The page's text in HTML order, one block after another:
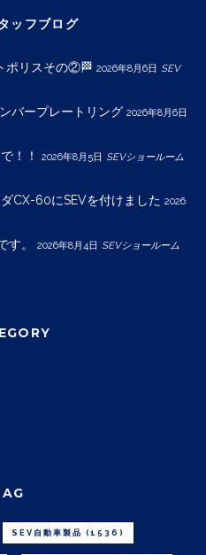
ッフブログ
ポリスその②🏁 2026年8月6日 SEV
バープレートリング 2026年8月6日
！！ 2026年8月5日 SEVショールーム
CX-60にSEVを付けました 2026
。 2026年8月4日 SEVショールーム
SEV自動車製品 (1536)